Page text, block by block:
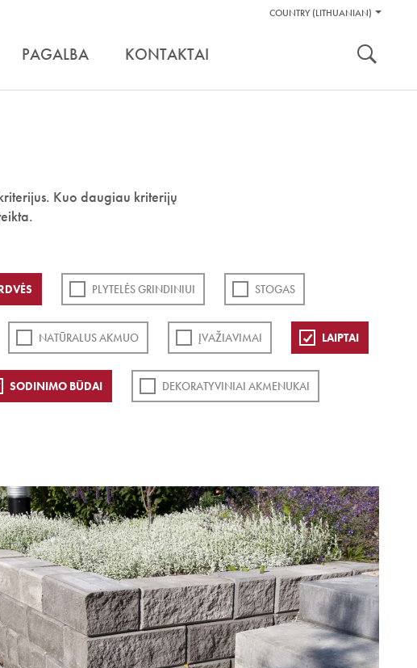
Pagalbos
COUNTRY (LITHUANIAN)
PAGALBA KONTAKTAI
Kuo daugiau kriterijų
PLYTELĖS GRINDINIUI STOGAS
NATŪRALUS AKMUO ĮVAŽIAVIMAI LAIPTAI
SODINIMO BŪDAI DEKORATYVINIAI AKMENUKAI